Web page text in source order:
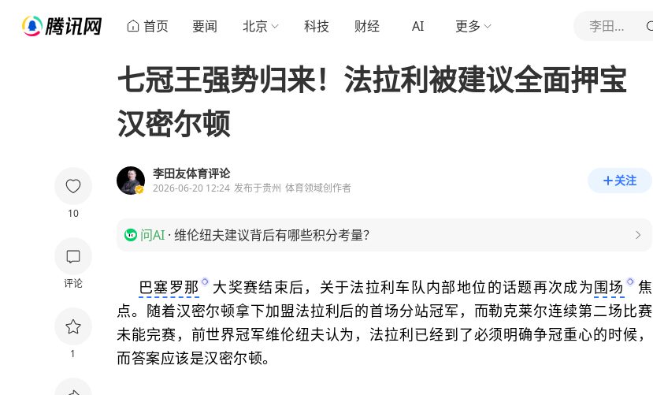
首页 要闻 北京 科技 财经 AI 更多 李田友体育评论
10
评论
1
七冠王强势归来！法拉利被建议全面押宝
汉密尔顿
李田友体育评论
2026-06-20 12:24 发布于贵州 体育领域创作者
关注
问AI · 维伦纽夫建议背后有哪些积分考量？
巴塞罗那 大奖赛结束后，关于法拉利车队内部地位的话题再次成为围场
焦
点。随着汉密尔顿拿下加盟法拉利后的首场分站冠军，而勒克莱尔连续第二场比赛
未能完赛，前世界冠军维伦纽夫认为，法拉利已经到了必须明确争冠重心的时候，
而答案应该是汉密尔顿。